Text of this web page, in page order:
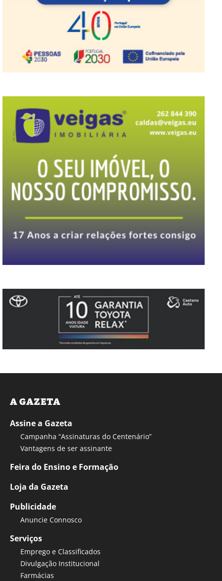
A GAZETA
Assine a Gazeta
Campanha “Assinaturas do Centenário”
Vantagens de ser assinante
Feira do Ensino e Formação
Loja da Gazeta
Publicidade
Anuncie Connosco
Serviços
Emprego e Classificados
Divulgação Institucional
Farmácias